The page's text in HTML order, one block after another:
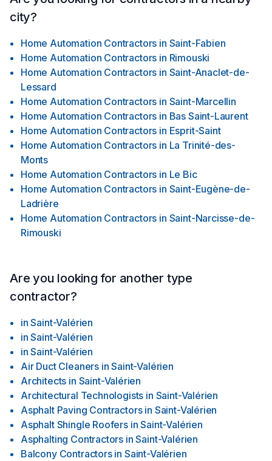
city?
Home Automation Contractors in Saint-Fabien
Home Automation Contractors in Rimouski
Home Automation Contractors in Saint-Anaclet-de-
Lessard
Home Automation Contractors in Saint-Marcellin
Home Automation Contractors in Bas Saint-Laurent
Home Automation Contractors in Esprit-Saint
Home Automation Contractors in La Trinité-des-
Monts
Home Automation Contractors in Le Bic
Home Automation Contractors in Saint-Eugène-de-
Ladrière
Home Automation Contractors in Saint-Narcisse-de-
Rimouski
Are you looking for another type
contractor?
in Saint-Valérien
in Saint-Valérien
in Saint-Valérien
Air Duct Cleaners in Saint-Valérien
Architects in Saint-Valérien
Architectural Technologists in Saint-Valérien
Asphalt Paving Contractors in Saint-Valérien
Asphalt Shingle Roofers in Saint-Valérien
Asphalting Contractors in Saint-Valérien
Balcony Contractors in Saint-Valérien